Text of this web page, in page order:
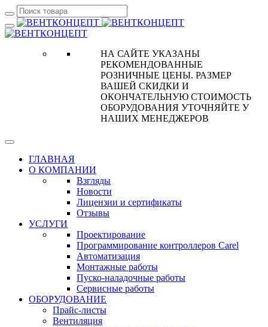
НА САЙТЕ УКАЗАНЫ
РЕКОМЕНДОВАННЫЕ
РОЗНИЧНЫЕ ЦЕНЫ. РАЗМЕР
ВАШЕЙ СКИДКИ И
ОКОНЧАТЕЛЬНУЮ СТОИМОСТЬ
ОБОРУДОВАНИЯ УТОЧНЯЙТЕ У
НАШИХ МЕНЕДЖЕРОВ
ГЛАВНАЯ
О КОМПАНИИ
Взгляды
Новости
Лицензии и сертификаты
Отзывы
УСЛУГИ
Проектирование
Программирование контроллеров Carel
Автоматизация
Монтажные работы
Пуско-наладочные работы
Сервисные работы
ОБОРУДОВАНИЕ
Прайс-листы
Вентиляция